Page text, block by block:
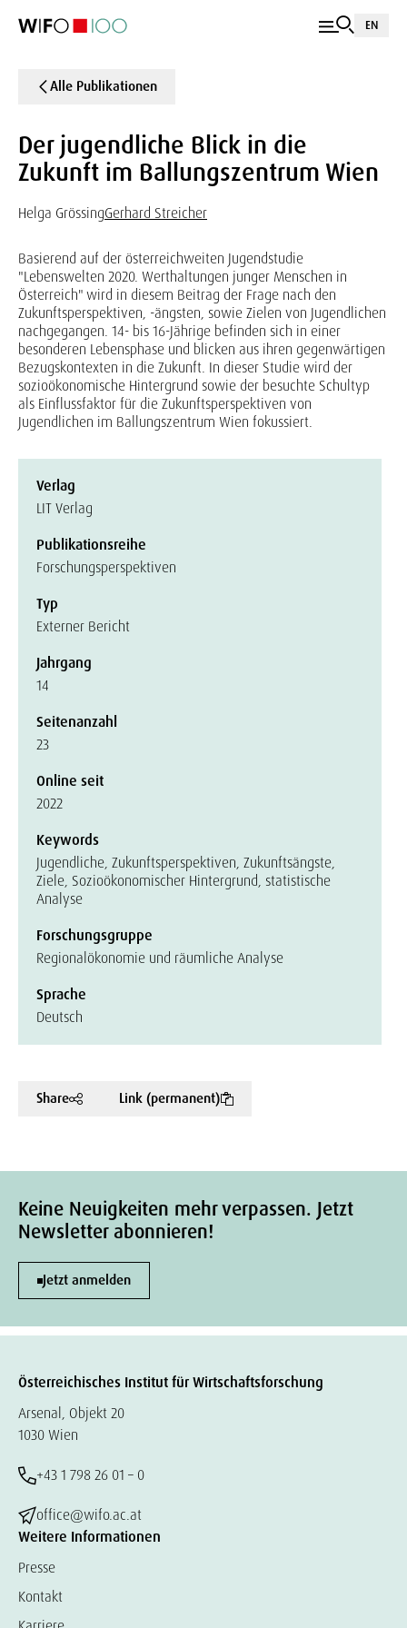
EN
Alle Publikationen
Der jugendliche Blick in die
Zukunft im Ballungszentrum Wien
Helga GrössingGerhard Streicher
Basierend auf der österreichweiten Jugendstudie
"Lebenswelten 2020. Werthaltungen junger Menschen in
Österreich" wird in diesem Beitrag der Frage nach den
Zukunftsperspektiven, -ängsten, sowie Zielen von Jugendlichen
nachgegangen. 14- bis 16-Jährige befinden sich in einer
besonderen Lebensphase und blicken aus ihren gegenwärtigen
Bezugskontexten in die Zukunft. In dieser Studie wird der
sozioökonomische Hintergrund sowie der besuchte Schultyp
als Einflussfaktor für die Zukunftsperspektiven von
Jugendlichen im Ballungszentrum Wien fokussiert.
Verlag
LIT Verlag
Publikationsreihe
Forschungsperspektiven
Typ
Externer Bericht
Jahrgang
14
Seitenanzahl
23
Online seit
2022
Keywords
Jugendliche, Zukunftsperspektiven, Zukunftsängste,
Ziele, Sozioökonomischer Hintergrund, statistische
Analyse
Forschungsgruppe
Regionalökonomie und räumliche Analyse
Sprache
Deutsch
Share Link (permanent)
Keine Neuigkeiten mehr verpassen. Jetzt
Newsletter abonnieren!
Jetzt anmelden
Österreichisches Institut für Wirtschaftsforschung
Arsenal, Objekt 20
1030 Wien
+43 1 798 26 01 – 0
office@wifo.ac.at
Weitere Informationen
Presse
Kontakt